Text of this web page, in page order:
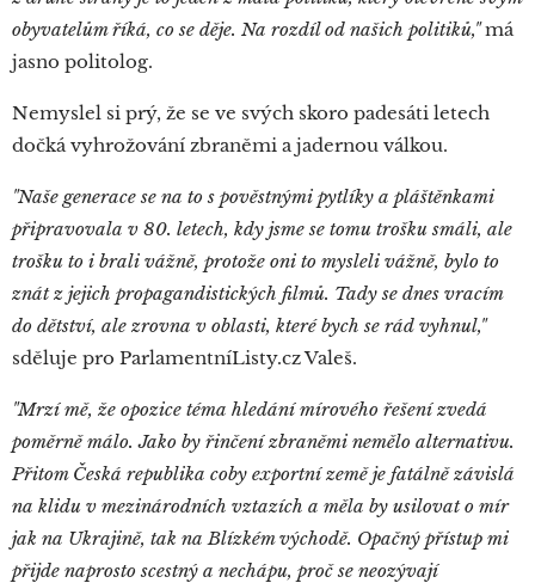
obyvatelům říká, co se děje. Na rozdíl od našich politiků,"má
jasno politolog.
Nemyslel si prý, že se ve svých skoro padesáti letech
dočká vyhrožování zbraněmi a jadernou válkou.
"Naše generace se na to s pověstnými pytlíky a pláštěnkami
připravovala v 80. letech, kdy jsme se tomu trošku smáli, ale
trošku to i brali vážně, protože oni to mysleli vážně, bylo to
znát z jejich propagandistických filmů. Tady se dnes vracím
do dětství, ale zrovna v oblasti, které bych se rád vyhnul,"
sděluje pro ParlamentníListy.cz Valeš.
"Mrzí mě, že opozice téma hledání mírového řešení zvedá
poměrně málo. Jako by řinčení zbraněmi nemělo alternativu.
Přitom Česká republika coby exportní země je fatálně závislá
na klidu v mezinárodních vztazích a měla by usilovat o mír
jak na Ukrajině, tak na Blízkém východě. Opačný přístup mi
přijde naprosto scestný a nechápu, proč se neozývají